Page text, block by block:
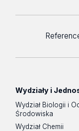
Wydziały i
Wydział Biologii i
Środowiska
Wydział Chemii